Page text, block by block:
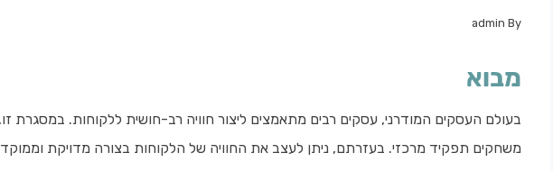
By
admin
מבוא
בעולם העסקים המודרני, עסקים רבים מתאמצים ליצור חוויה רב-חושית ללקוחות. במסגרת
משחקים תפקיד מרכזי. בעזרתם, ניתן לעצב את החוויה של הלקוחות בצורה מדויקת